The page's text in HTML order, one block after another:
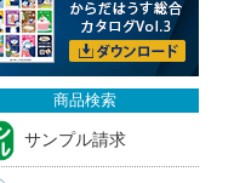
商品検索
サンプル請求